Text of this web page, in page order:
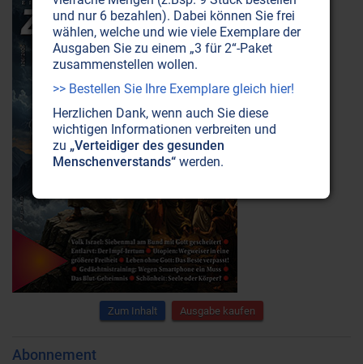
Zum Inhalt Ausgabe kaufen
Abonnement
und nur 6 bezahlen). Dabei können Sie frei
wählen, welche und wie viele Exemplare der
Ausgaben Sie zu einem „3 für 2“-Paket
zusammenstellen wollen.
>> Bestellen Sie Ihre Exemplare gleich hier!
Herzlichen Dank, wenn auch Sie diese
wichtigen Informationen verbreiten und
zu „Verteidiger des gesunden
Menschenverstands“ werden.